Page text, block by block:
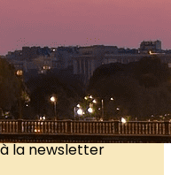
la newsletter